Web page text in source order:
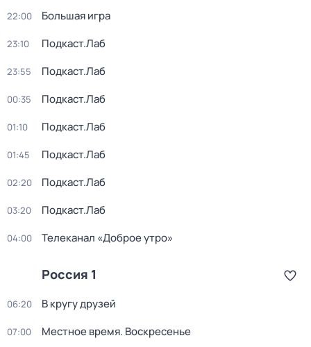
22:00 Большая игра
23:10 Подкаст.Лаб
23:55 Подкаст.Лаб
00:35 Подкаст.Лаб
01:10 Подкаст.Лаб
01:45 Подкаст.Лаб
02:20 Подкаст.Лаб
03:20 Подкаст.Лаб
04:00 Телеканал «Доброе утро»
Россия 1
06:20 В кругу друзей
07:00 Местное время. Воскресенье